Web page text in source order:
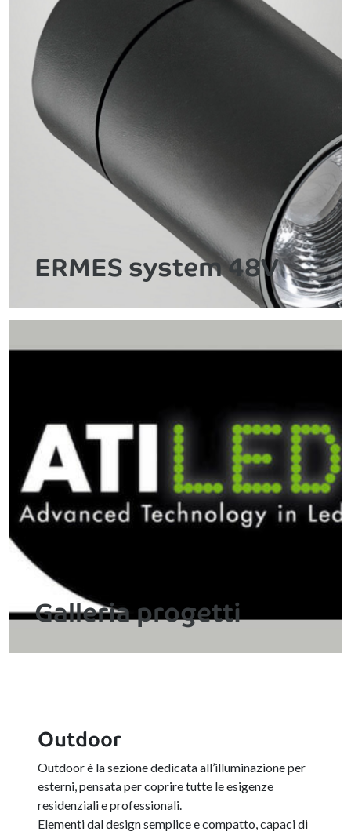
ERMES system 48V
Galleria progetti
Outdoor
Outdoor è la sezione dedicata all’illuminazione per
esterni, pensata per coprire tutte le esigenze
residenziali e professionali.
Elementi dal design semplice e compatto, capaci di